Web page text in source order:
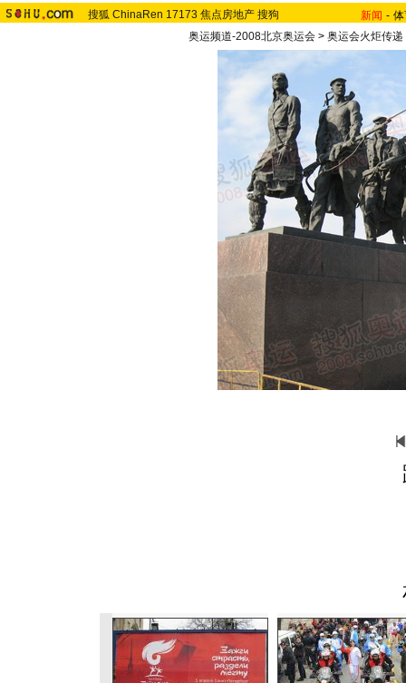
搜狐 ChinaRen 17173 焦点房地产 搜狗 新闻 -
奥运频道-2008北京奥运会> 奥运会火炬传递